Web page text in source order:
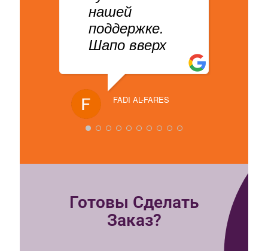
нашей
поддержке.
Шапо вверх
FADI AL-FARES
Готовы Сделать
Заказ?